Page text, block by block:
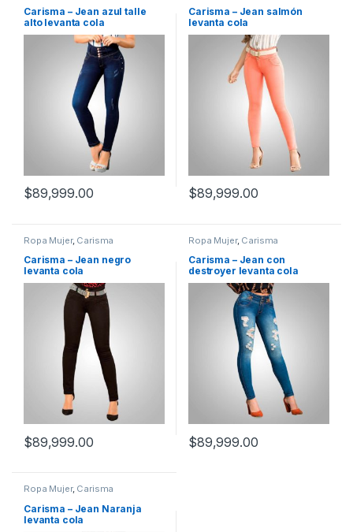
Carisma – Jean azul talle
alto levanta cola
$89,999.00
Carisma – Jean salmón
levanta cola
$89,999.00
Ropa Mujer, Carisma
Carisma – Jean negro
levanta cola
$89,999.00
Ropa Mujer, Carisma
Carisma – Jean con
destroyer levanta cola
$89,999.00
Ropa Mujer, Carisma
Carisma – Jean Naranja
levanta cola